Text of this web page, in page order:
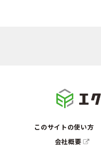
このサイトの使い方
会社概要